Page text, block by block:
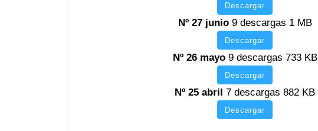
Descargar
Nº 27 junio 9 descargas 1 MB
Descargar
Nº 26 mayo 9 descargas 733 KB
Descargar
Nº 25 abril 7 descargas 882 KB
Descargar